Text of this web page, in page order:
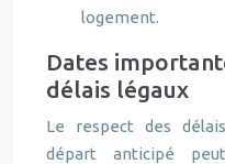
logement.
Dates
délais légaux
Le respect des
départ anticipé